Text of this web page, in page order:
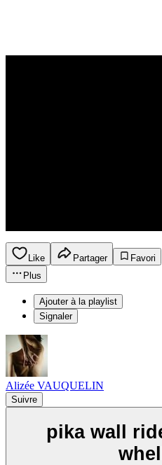
Like Partager
Favori
Plus
Ajouter à la playlist
Signaler
Alizée VAUQUELIN
Suivre
pika wall